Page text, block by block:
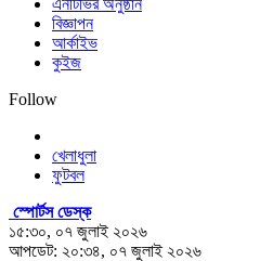
বিজ্ঞাপন
আর্কাইভ
কুইজ
Follow
খেলাধুলা
ফুটবল
স্পোর্টস ডেস্ক
১৫:৩০, ০৭ জুলাই ২০২৬
আপডেট: ২০:৩৪, ০৭ জুলাই ২০২৬